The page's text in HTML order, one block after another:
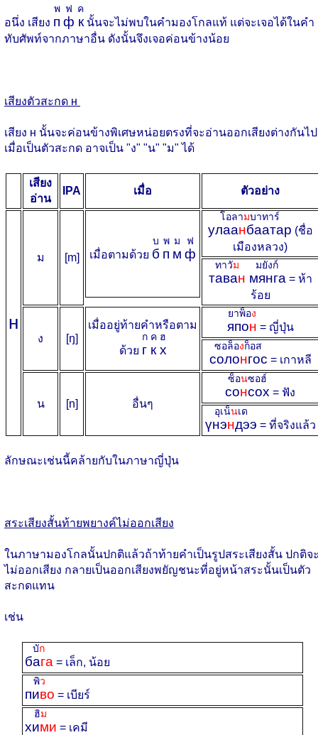
อนึ่ง เสียง п
พ
ф
ฟ
к
ค
นั้นจะไม่พบในคำมองโกลแท้ แต่จะเจอได้ในคำ
ทับศัพท์จากภาษาอื่น ดังนั้นจึงเจอค่อนข้างน้อย
เสียงตัวสะกด н
เสียง н นั้นจะค่อนข้างพิเศษหน่อยตรงที่จะอ่านออกเสียงต่างกันไป
เมื่อเป็นตัวสะกด อาจเป็น "ง" "น" "ม" ได้
เสียง
อ่าน
IPA เมื่อ ตัวอย่าง
н
ม [m] เมื่อตามด้วย б
บ
п
พ
м
ม
ф
ฟ
улаанбаатар
โอลามบาทาร์
(ชื่อ
เมืองหลวง)
таван мянга
ทาวัม มยังก์
= ห้า
ร้อย
ง [ŋ]
เมื่ออยู่ท้ายคำหรือตาม
ด้วย г
ก
к
ค
х
ฮ
япон
ยาพ็อง
= ญี่ปุ่น
солонгос
ซอล็องก็อส
= เกาหลี
น [n] อื่นๆ
сонсох
ซ็อนซอฮ์
= ฟัง
үнэндээ
อุเน็นเด
= ที่จริงแล้ว
ลักษณะเช่นนี้คล้ายกับในภาษาญี่ปุ่น
สระเสียงสั้นท้ายพยางค์ไม่ออกเสียง
ในภาษามองโกลนั้นปกติแล้วถ้าท้ายคำเป็นรูปสระเสียงสั้น ปกติจ
ไม่ออกเสียง กลายเป็นออกเสียงพยัญชนะที่อยู่หน้าสระนั้นเป็นตัว
สะกดแทน
เช่น
бага
บัก
= เล็ก, น้อย
пиво
พิว
= เบียร์
хими
ฮิม
= เคมี